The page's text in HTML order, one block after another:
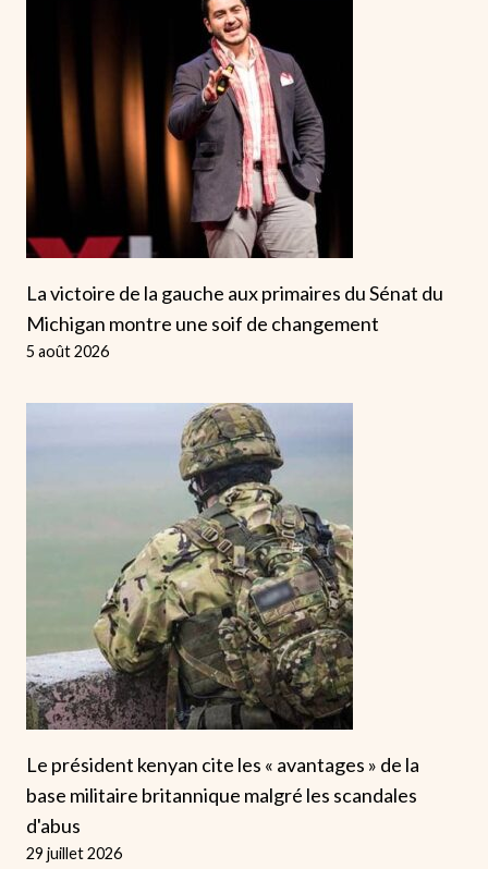
La victoire de la gauche aux primaires du Sénat du
Michigan montre une soif de changement
5 août 2026
Le président kenyan cite les « avantages » de la
base militaire britannique malgré les scandales
d'abus
29 juillet 2026